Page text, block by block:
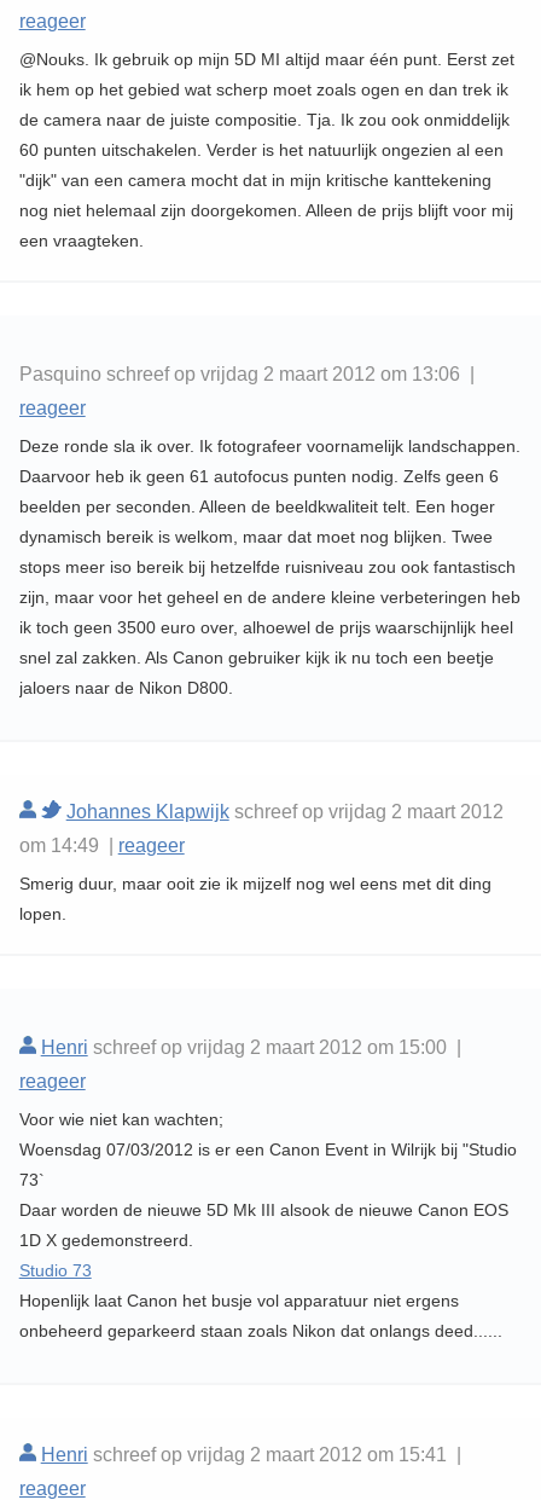
reageer
@Nouks. Ik gebruik op mijn 5D MI altijd maar één punt. Eerst zet
ik hem op het gebied wat scherp moet zoals ogen en dan trek ik
de camera naar de juiste compositie. Tja. Ik zou ook onmiddelijk
60 punten uitschakelen. Verder is het natuurlijk ongezien al een
"dijk" van een camera mocht dat in mijn kritische kanttekening
nog niet helemaal zijn doorgekomen. Alleen de prijs blijft voor mij
een vraagteken.
Pasquino schreef op vrijdag 2 maart 2012 om 13:06 |
reageer
Deze ronde sla ik over. Ik fotografeer voornamelijk landschappen.
Daarvoor heb ik geen 61 autofocus punten nodig. Zelfs geen 6
beelden per seconden. Alleen de beeldkwaliteit telt. Een hoger
dynamisch bereik is welkom, maar dat moet nog blijken. Twee
stops meer iso bereik bij hetzelfde ruisniveau zou ook fantastisch
zijn, maar voor het geheel en de andere kleine verbeteringen heb
ik toch geen 3500 euro over, alhoewel de prijs waarschijnlijk heel
snel zal zakken. Als Canon gebruiker kijk ik nu toch een beetje
jaloers naar de Nikon D800.
Johannes Klapwijkschreef op vrijdag 2 maart 2012
om 14:49 | reageer
Smerig duur, maar ooit zie ik mijzelf nog wel eens met dit ding
lopen.
Henri schreef op vrijdag 2 maart 2012 om 15:00 |
reageer
Voor wie niet kan wachten;
Woensdag 07/03/2012 is er een Canon Event in Wilrijk bij "Studio
73`
Daar worden de nieuwe 5D Mk III alsook de nieuwe Canon EOS
1D X gedemonstreerd.
Studio 73
Hopenlijk laat Canon het busje vol apparatuur niet ergens
onbeheerd geparkeerd staan zoals Nikon dat onlangs deed......
Henri schreef op vrijdag 2 maart 2012 om 15:41 |
reageer